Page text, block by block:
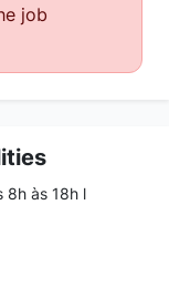
job
8h às 18h l